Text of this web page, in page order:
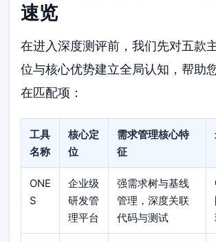
速览
在进入深度测评前，我们先对五款
位与核心优势建立全局认知，帮助
在匹配项：
工具
名称
核心定
位
需求管理核心特
征
ONE
S
企业级
研发管
理平台
强需求树与基线
管理，深度关联
代码与测试